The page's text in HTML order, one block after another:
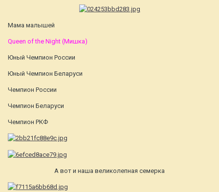
Мама малышей
Queen of the Night (Мишка)
Юный Чемпион России
Юный Чемпион Беларуси
Чемпион России
Чемпион Беларуси
Чемпион РКФ
А вот и наша великолепная семерка